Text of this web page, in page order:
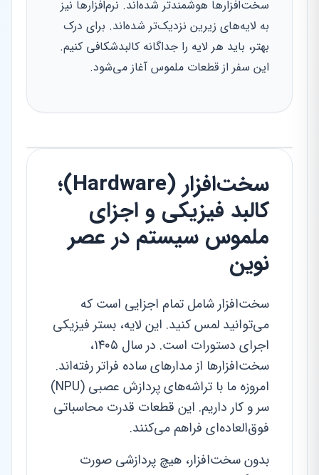
سخت‌افزارها هوشمندتر شده‌اند. نرم‌افزارها نیز
به لایه‌های زیرین نزدیک‌تر شده‌اند. برای درک
بهتر، باید هر لایه را جداگانه کالبدشکافی کنیم.
این سفر از قطعات ملموس آغاز می‌شود.
سخت‌افزار (Hardware)؛
کالبد فیزیکی و اجزای
ملموس سیستم در عصر
نوین
سخت‌افزار شامل تمام اجزایی است که
می‌توانید لمس کنید. این لایه، بستر فیزیکی
اجرای دستورات است. در سال ۱۴۰۵،
سخت‌افزارها از مدارهای ساده فراتر رفته‌اند.
امروزه ما با تراشه‌های پردازش عصبی (NPU)
سر و کار داریم. این قطعات قدرت محاسباتی
فوق‌العاده‌ای فراهم می‌کنند.
بدون سخت‌افزار، هیچ پردازشی صورت